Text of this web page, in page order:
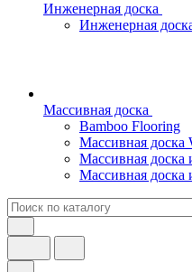
Инженерная доска
Инженерная
Массивная доска
Bamboo Flooring
Массивная доска
Массивная доска
Массивная доска